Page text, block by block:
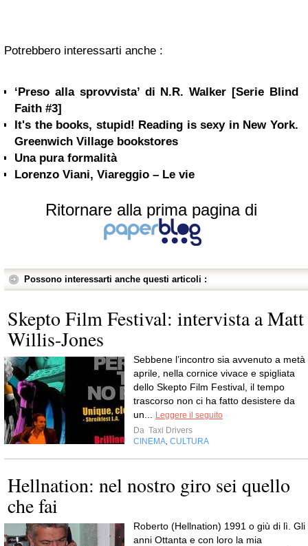
Potrebbero interessarti anche :
‘Preso alla sprovvista’ di N.R. Walker [Serie Blind
Faith #3]
It's the books, stupid! Reading is sexy in New York.
Greenwich Village bookstores
Una pura formalità
Lorenzo Viani, Viareggio – Le vie
Ritornare alla prima pagina di
Possono interessarti anche questi articoli :
Skepto Film Festival: intervista a Matt
Willis-Jones
Sebbene l’incontro sia avvenuto a metà
aprile, nella cornice vivace e spigliata
dello Skepto Film Festival, il tempo
trascorso non ci ha fatto desistere da
un...
Leggere il seguito
Da Taxi Drivers
CINEMA CULTURA
Hellnation: nel nostro giro sei quello
che fai
Roberto (Hellnation) 1991 o giù di lì. Gli
anni Ottanta e con loro la mia